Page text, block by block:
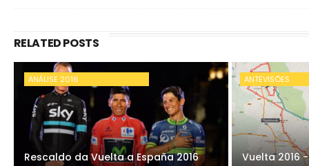
RELATED POSTS
ANÁLISE 2016
Rescaldo da Vuelta a España 2016
ANTEVISÕES
Vuelta 2016